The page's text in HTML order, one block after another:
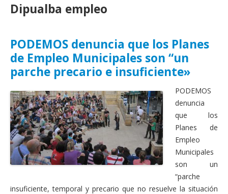
Instagram
Portavoz Municipal
Consejo Ciudadano Municipal
Actas Consejo Ciudadano
Actas Asamblea Ciudadana
Contacto
Financiación
Participa con Podemos en Albacete
Dipualba empleo
PODEMOS denuncia que los Planes
de Empleo Municipales son “un
parche precario e insuficiente»
PODEMOS
denuncia
que los
Planes de
Empleo
Municipales
son un
“parche
insuficiente, temporal y precario que no resuelve la situación